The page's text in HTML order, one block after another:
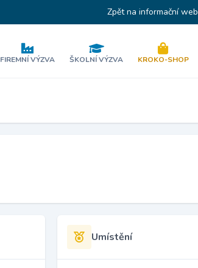
Zpět na informační web
FIREMNÍ VÝZVA ŠKOLNÍ VÝZVA KROKO-SHOP
Umístění